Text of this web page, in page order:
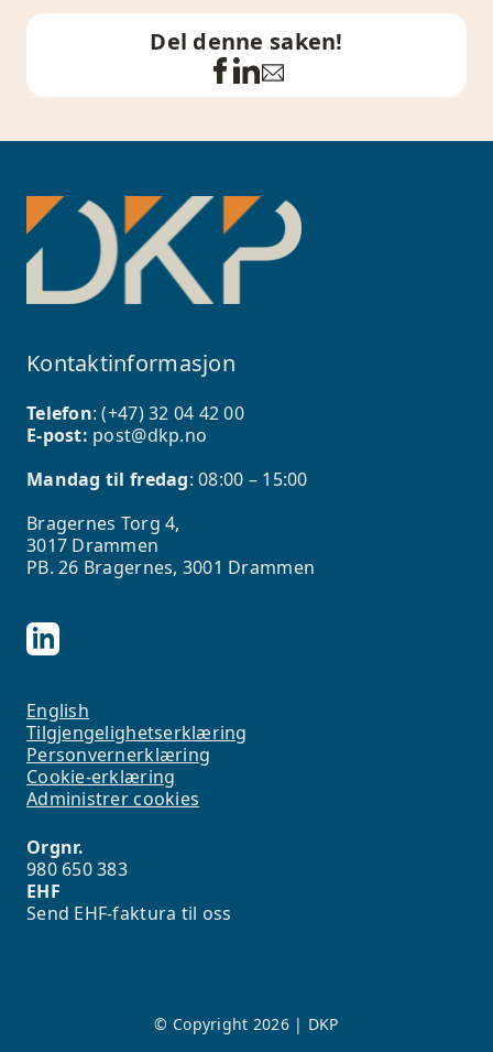
Del denne saken!
Kontaktinformasjon
Telefon: (+47)32 04 42 00
E-post: post@dkp.no
Mandag til fredag: 08:00 – 15:00
Bragernes Torg 4,
3017 Drammen
PB. 26 Bragernes, 3001 Drammen
English
Tilgjengelighetserklæring
Personvernerklæring
Cookie-erklæring
Administrer cookies
Orgnr.
980 650 383
EHF
Send EHF-faktura til oss
© Copyright 2026 | DKP